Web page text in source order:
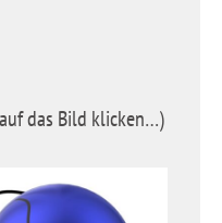
das Bild klicken…)